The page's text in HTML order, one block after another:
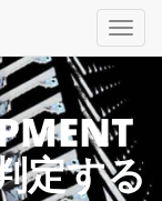
定する